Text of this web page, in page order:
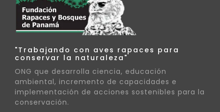
"Trabajando con aves rapaces para
conservar la naturaleza"
ONG que desarrolla ciencia, educación
ambiental, incremento de capacidades e
implementación de acciones sostenibles para la
conservación.